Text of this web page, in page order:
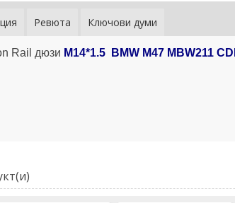
Ревюта Ключови думи
Rail дюзи M14*1.5 BMW M47 MBW211 CDI